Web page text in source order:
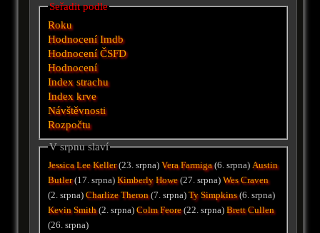
Seřadit podle
Roku
Hodnocení Imdb
Hodnocení ČSFD
Hodnocení
Index strachu
Index krve
Návštěvnosti
Rozpočtu
V srpnu slaví
Jessica Lee Keller(23. srpna)Vera Farmiga(6. srpna)Austin
Butler(17. srpna)Kimberly Howe(27. srpna)Wes Craven
(2. srpna)Charlize Theron(7. srpna)Ty Simpkins(6. srpna)
Kevin Smith(2. srpna)Colm Feore(22. srpna)Brett Cullen
(26. srpna)